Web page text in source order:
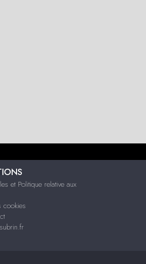
et Politique relative aux
cookies